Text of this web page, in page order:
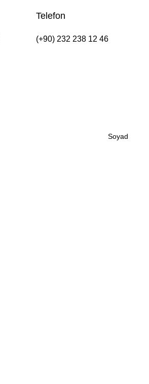
Telefon
(+90) 232 238 12 46